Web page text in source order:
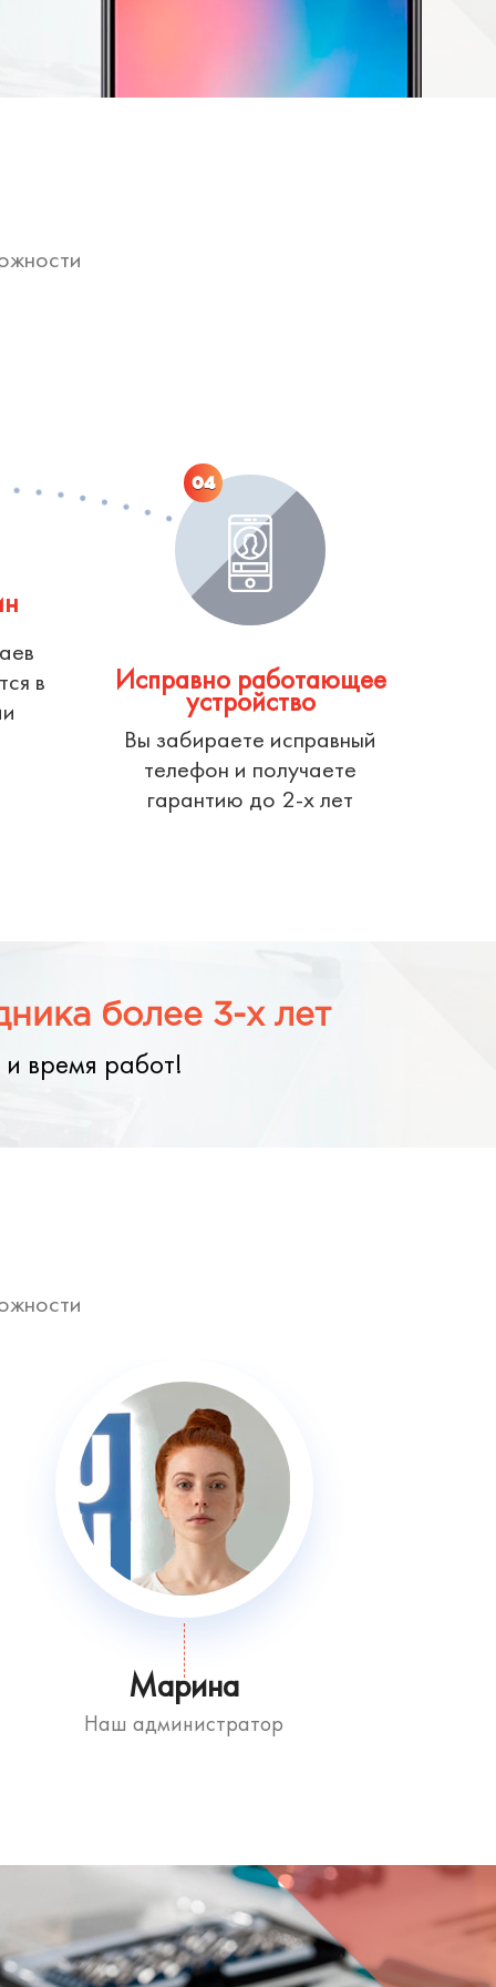
в
04
Исправно работающее
устройство
Вы забираете исправный
телефон и получаете
гарантию до 2-х лет
более 3-х лет
время работ!
Марина
Наш администратор